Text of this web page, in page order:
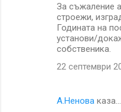
За съжаление
строежи,
Годината на
установи/
собственика.
22 септември
А.Ненова каза…